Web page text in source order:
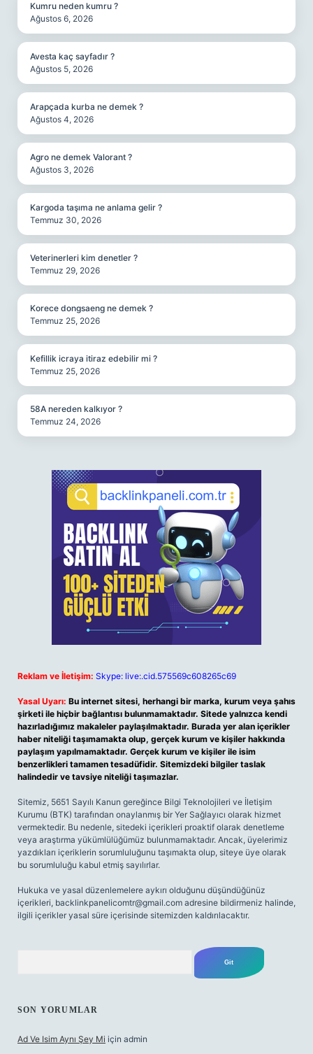
Kumru neden kumru ?
Ağustos 6, 2026
Avesta kaç sayfadır ?
Ağustos 5, 2026
Arapçada kurba ne demek ?
Ağustos 4, 2026
Agro ne demek Valorant ?
Ağustos 3, 2026
Kargoda taşıma ne anlama gelir ?
Temmuz 30, 2026
Veterinerleri kim denetler ?
Temmuz 29, 2026
Korece dongsaeng ne demek ?
Temmuz 25, 2026
Kefillik icraya itiraz edebilir mi ?
Temmuz 25, 2026
58A nereden kalkıyor ?
Temmuz 24, 2026
Reklam ve İletişim: Skype: live:.cid.575569c608265c69
Yasal Uyarı: Bu internet sitesi, herhangi bir marka, kurum veya şahıs
şirketi ile hiçbir bağlantısı bulunmamaktadır. Sitede yalnızca kendi
hazırladığımız makaleler paylaşılmaktadır. Burada yer alan içerikler
haber niteliği taşımamakta olup, gerçek kurum ve kişiler hakkında
paylaşım yapılmamaktadır. Gerçek kurum ve kişiler ile isim
benzerlikleri tamamen tesadüfidir. Sitemizdeki bilgiler taslak
halindedir ve tavsiye niteliği taşımazlar.
Sitemiz, 5651 Sayılı Kanun gereğince Bilgi Teknolojileri ve İletişim
Kurumu (BTK) tarafından onaylanmış bir Yer Sağlayıcı olarak hizmet
vermektedir. Bu nedenle, sitedeki içerikleri proaktif olarak denetleme
veya araştırma yükümlülüğümüz bulunmamaktadır. Ancak, üyelerimiz
yazdıkları içeriklerin sorumluluğunu taşımakta olup, siteye üye olarak
bu sorumluluğu kabul etmiş sayılırlar.
Hukuka ve yasal düzenlemelere aykırı olduğunu düşündüğünüz
içerikleri, backlinkpanelicomtr@gmail.com adresine bildirmeniz halinde,
ilgili içerikler yasal süre içerisinde sitemizden kaldırılacaktır.
SON YORUMLAR
Ad Ve Isim Aynı Şey Mi için admin